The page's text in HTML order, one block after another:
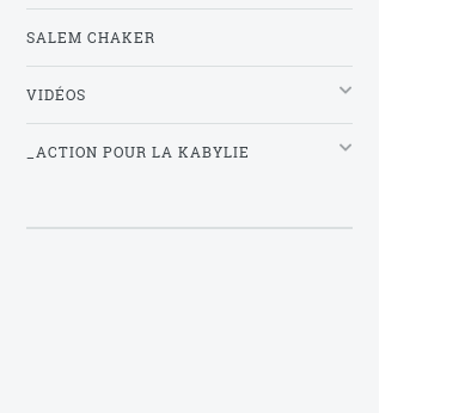
SALEM CHAKER
VIDÉOS
_ACTION POUR LA KABYLIE